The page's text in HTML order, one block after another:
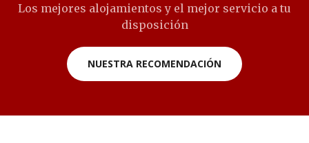
Los mejores alojamientos y el mejor servicio a tu
disposición
NUESTRA RECOMENDACIÓN